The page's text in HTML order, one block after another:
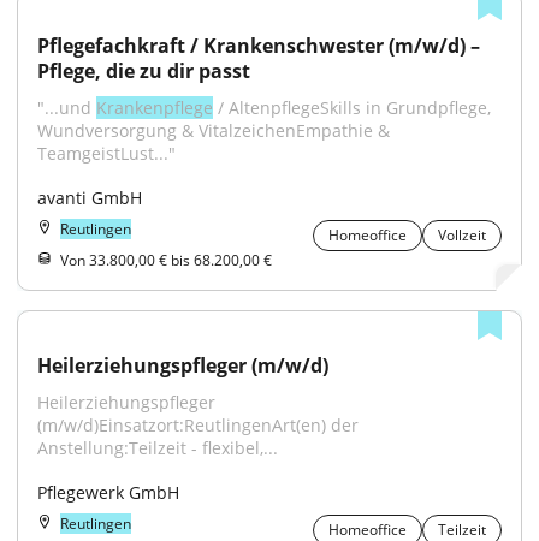
Pflegefachkraft / Krankenschwester (m/w/d) –
Pflege, die zu dir passt
"...und Krankenpflege / AltenpflegeSkills in Grundpflege,
Wundversorgung & VitalzeichenEmpathie &
TeamgeistLust..."
avanti GmbH
Reutlingen Homeoffice
Vollzeit
Von 33.800,00 € bis 68.200,00 €
Heilerziehungspfleger (m/w/d)
Heilerziehungspfleger
(m/w/d)Einsatzort:ReutlingenArt(en) der
Anstellung:Teilzeit - flexibel,...
Pflegewerk GmbH
Reutlingen Homeoffice Teilzeit